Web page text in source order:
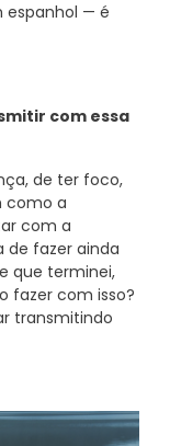
espanhol — é
com essa
de ter foco,
como a
com a
de fazer ainda
que terminei,
fazer com isso?
transmitindo